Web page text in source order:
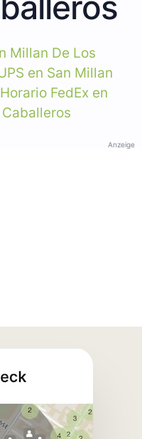
Millan De Los
en San Millan
Horario FedEx en
Anzeige